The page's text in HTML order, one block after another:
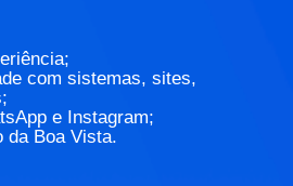
com sistemas, sites,
e Instagram;
da Boa Vista.